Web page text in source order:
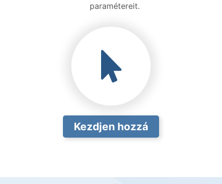
paramétereit.
Kezdjen hozzá